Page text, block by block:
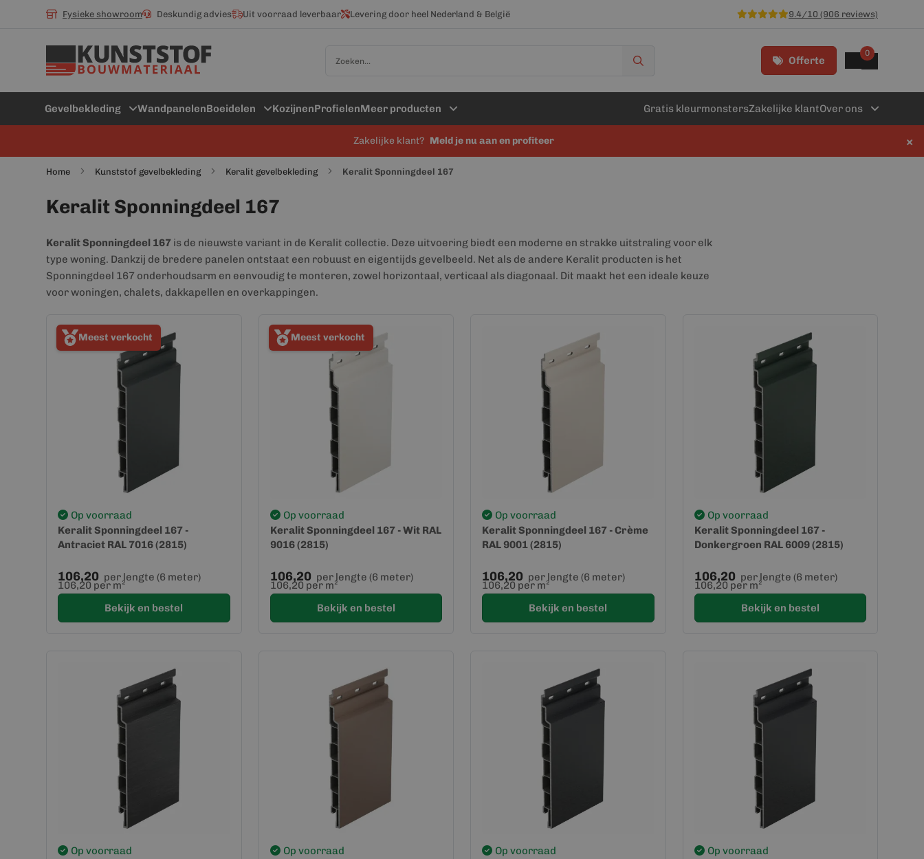
Fysieke showroom Deskundig advies Uit voorraad leverbaar Levering door heel Nederland & België 9.4/10 (906 reviews)
Offerte
0
Gevelbekleding WandpanelenBoeidelen KozijnenProfielenMeer producten Gratis kleurmonstersZakelijke klantOver ons
Zakelijke klant? Meld je nu aan en profiteer ×
Home Kunststof gevelbekleding Keralit gevelbekleding Keralit Sponningdeel 167
Keralit Sponningdeel 167
Keralit Sponningdeel 167 is de nieuwste variant in de Keralit collectie. Deze uitvoering biedt een moderne en strakke uitstraling voor elk
type woning. Dankzij de bredere panelen ontstaat een robuust en eigentijds gevelbeeld. Net als de andere Keralit producten is het
Sponningdeel 167 onderhoudsarm en eenvoudig te monteren, zowel horizontaal, verticaal als diagonaal. Dit maakt het een ideale keuze
voor woningen, chalets, dakkapellen en overkappingen.
Meest verkocht
Op voorraad
Keralit Sponningdeel 167 -
Antraciet RAL 7016 (2815)
106,20 per lengte (6 meter)
106,20 per m²
Bekijk en bestel
Meest verkocht
Op voorraad
Keralit Sponningdeel 167 - Wit RAL
9016 (2815)
106,20 per lengte (6 meter)
106,20 per m²
Bekijk en bestel
Op voorraad
Keralit Sponningdeel 167 - Crème
RAL 9001 (2815)
106,20 per lengte (6 meter)
106,20 per m²
Bekijk en bestel
Op voorraad
Keralit Sponningdeel 167 -
Donkergroen RAL 6009 (2815)
106,20 per lengte (6 meter)
106,20 per m²
Bekijk en bestel
Op voorraad
Op voorraad
Op voorraad
Op voorraad